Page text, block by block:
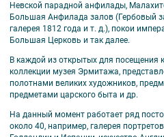
Невской парадной анфилады,
Большая Анфилада залов (Гербовый
галерея 1812 года и т. д.), покои
Большая Церковь и так далее.
В каждой из открытых для
коллекции музея Эрмитажа,
полотнами великих художников,
предметами царского быта и др.
На данный момент работает ряд
около 40, например, галерея